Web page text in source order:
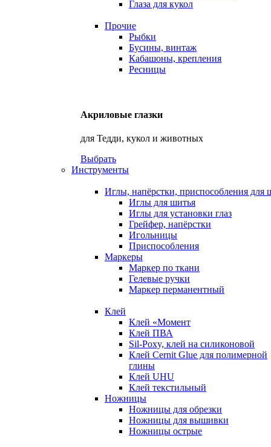
Глаза для кукол
Прочие
Рыбки
Бусины, винтаж
Кабашоны, крепления
Ресницы
Акриловые глазки
для Тедди, кукол и животных
Выбрать
Инструменты
Иглы, напёрстки, приспособления для
Иглы для шитья
Иглы для установки глаз
Грейфер, напёрстки
Игольницы
Приспособления
Маркеры
Маркер по ткани
Гелевые ручки
Маркер перманентный
Клей
Клей «Момент
Клей ПВА
Sil-Poxy, клей на силиконовой
Клей Cernit Glue для полимерной
глины
Клей UHU
Клей текстильный
Ножницы
Ножницы для обрезки
Ножницы для вышивки
Ножницы острые